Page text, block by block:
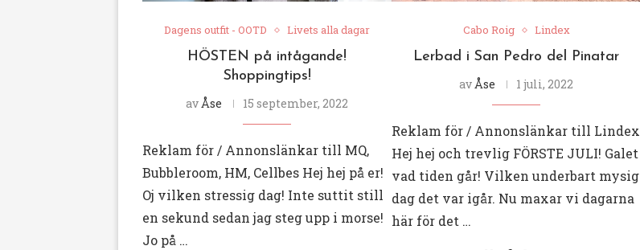
Dagens outfit - OOTD Livets alla dagar
HÖSTEN på intågande!
Shoppingtips!
avÅse 15 september, 2022
Reklam för / Annonslänkar till MQ,
Bubbleroom, HM, Cellbes Hej hej på er!
Oj vilken stressig dag! Inte suttit still
en sekund sedan jag steg upp i morse!
Jo på …
Cabo Roig Lindex
Lerbad i San Pedro del Pinatar
avÅse 1 juli, 2022
Reklam för / Annonslänkar till Lindex
Hej hej och trevlig FÖRSTE JULI! Galet
vad tiden går! Vilken underbart mysig
dag det var igår. Nu maxar vi dagarna
här för det …